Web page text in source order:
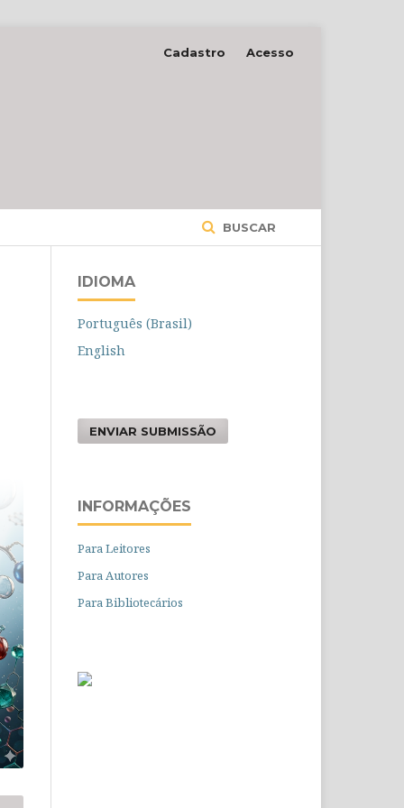
BUSCAR
Cadastro Acesso
IDIOMA
Português (Brasil)
English
ENVIAR SUBMISSÃO
INFORMAÇÕES
Para Leitores
Para Autores
Para Bibliotecários